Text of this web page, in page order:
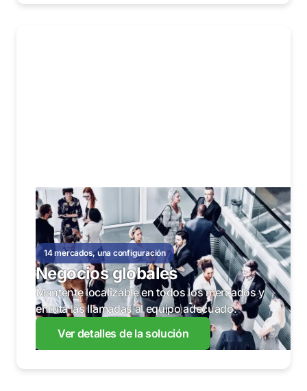
14 mercados, una configuración
Negocios globales
Mantente localizable en todos los mercados y
enruta las llamadas al equipo adecuado.
Ver detalles de la solución